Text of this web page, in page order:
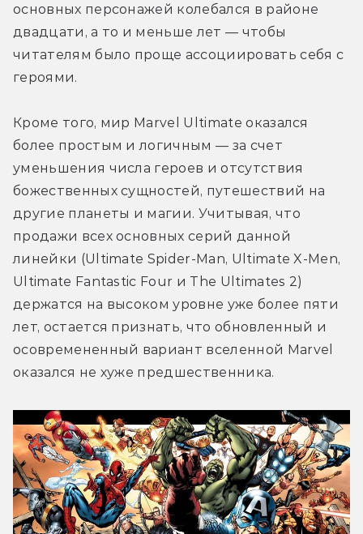
основных персонажей колебался в районе
двадцати, а то и меньше лет — чтобы
читателям было проще ассоциировать себя с
героями.
Кроме того, мир Marvel Ultimate оказался
более простым и логичным — за счет
уменьшения числа героев и отсутствия
божественных сущностей, путешествий на
другие планеты и магии. Учитывая, что
продажи всех основных серий данной
линейки (Ultimate Spider-Man, Ultimate X-Men,
Ultimate Fantastic Four и The Ultimates 2)
держатся на высоком уровне уже более пяти
лет, остается признать, что обновленный и
осовремененный вариант вселенной Marvel
оказался не хуже предшественника.